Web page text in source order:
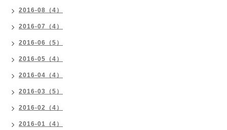
2016-08（4）
2016-07（4）
2016-06（5）
2016-05（4）
2016-04（4）
2016-03（5）
2016-02（4）
2016-01（4）